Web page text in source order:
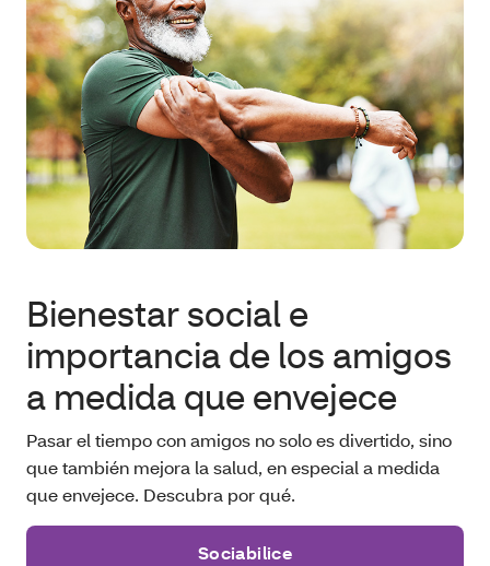
Bienestar social e
importancia de los amigos
a medida que envejece
Pasar el tiempo con amigos no solo es divertido, sino
que también mejora la salud, en especial a medida
que envejece. Descubra por qué.
Sociabilice